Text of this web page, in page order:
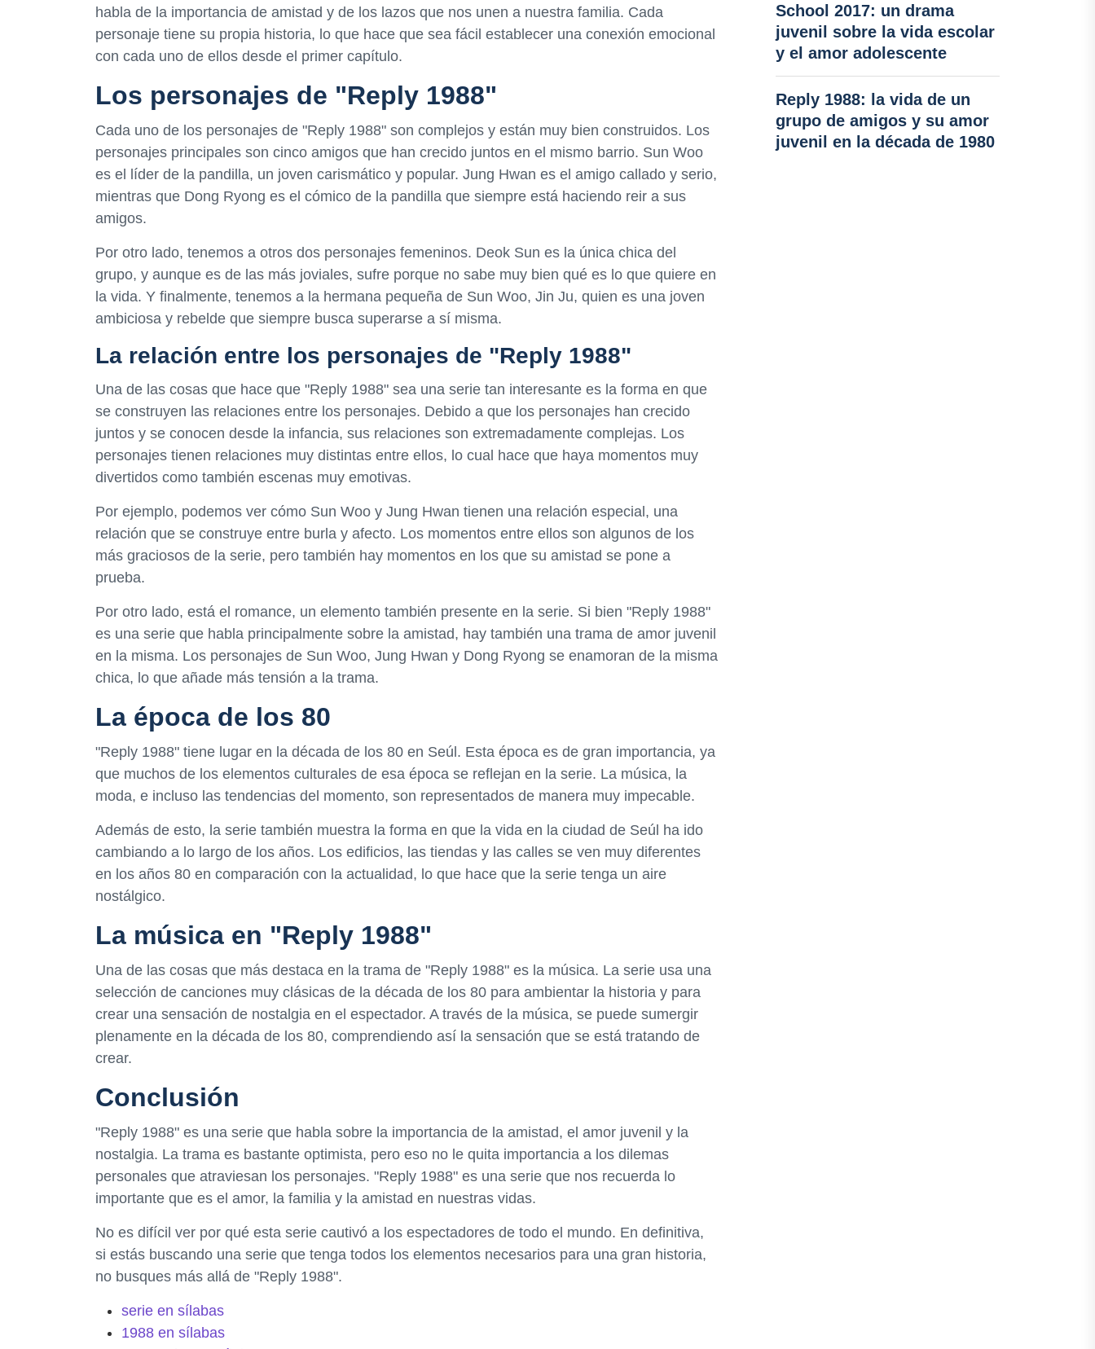
habla de la importancia de amistad y de los lazos que nos unen a nuestra familia. Cada
personaje tiene su propia historia, lo que hace que sea fácil establecer una conexión emocional
con cada uno de ellos desde el primer capítulo.
Los personajes de "Reply 1988"
Cada uno de los personajes de "Reply 1988" son complejos y están muy bien construidos. Los
personajes principales son cinco amigos que han crecido juntos en el mismo barrio. Sun Woo
es el líder de la pandilla, un joven carismático y popular. Jung Hwan es el amigo callado y serio,
mientras que Dong Ryong es el cómico de la pandilla que siempre está haciendo reir a sus
amigos.
Por otro lado, tenemos a otros dos personajes femeninos. Deok Sun es la única chica del
grupo, y aunque es de las más joviales, sufre porque no sabe muy bien qué es lo que quiere en
la vida. Y finalmente, tenemos a la hermana pequeña de Sun Woo, Jin Ju, quien es una joven
ambiciosa y rebelde que siempre busca superarse a sí misma.
La relación entre los personajes de "Reply 1988"
Una de las cosas que hace que "Reply 1988" sea una serie tan interesante es la forma en que
se construyen las relaciones entre los personajes. Debido a que los personajes han crecido
juntos y se conocen desde la infancia, sus relaciones son extremadamente complejas. Los
personajes tienen relaciones muy distintas entre ellos, lo cual hace que haya momentos muy
divertidos como también escenas muy emotivas.
Por ejemplo, podemos ver cómo Sun Woo y Jung Hwan tienen una relación especial, una
relación que se construye entre burla y afecto. Los momentos entre ellos son algunos de los
más graciosos de la serie, pero también hay momentos en los que su amistad se pone a
prueba.
Por otro lado, está el romance, un elemento también presente en la serie. Si bien "Reply 1988"
es una serie que habla principalmente sobre la amistad, hay también una trama de amor juvenil
en la misma. Los personajes de Sun Woo, Jung Hwan y Dong Ryong se enamoran de la misma
chica, lo que añade más tensión a la trama.
La época de los 80
"Reply 1988" tiene lugar en la década de los 80 en Seúl. Esta época es de gran importancia, ya
que muchos de los elementos culturales de esa época se reflejan en la serie. La música, la
moda, e incluso las tendencias del momento, son representados de manera muy impecable.
Además de esto, la serie también muestra la forma en que la vida en la ciudad de Seúl ha ido
cambiando a lo largo de los años. Los edificios, las tiendas y las calles se ven muy diferentes
en los años 80 en comparación con la actualidad, lo que hace que la serie tenga un aire
nostálgico.
La música en "Reply 1988"
Una de las cosas que más destaca en la trama de "Reply 1988" es la música. La serie usa una
selección de canciones muy clásicas de la década de los 80 para ambientar la historia y para
crear una sensación de nostalgia en el espectador. A través de la música, se puede sumergir
plenamente en la década de los 80, comprendiendo así la sensación que se está tratando de
crear.
Conclusión
"Reply 1988" es una serie que habla sobre la importancia de la amistad, el amor juvenil y la
nostalgia. La trama es bastante optimista, pero eso no le quita importancia a los dilemas
personales que atraviesan los personajes. "Reply 1988" es una serie que nos recuerda lo
importante que es el amor, la familia y la amistad en nuestras vidas.
No es difícil ver por qué esta serie cautivó a los espectadores de todo el mundo. En definitiva,
si estás buscando una serie que tenga todos los elementos necesarios para una gran historia,
no busques más allá de "Reply 1988".
serie en sílabas
1988 en sílabas
School 2017: un drama
juvenil sobre la vida escolar
y el amor adolescente
Reply 1988: la vida de un
grupo de amigos y su amor
juvenil en la década de 1980